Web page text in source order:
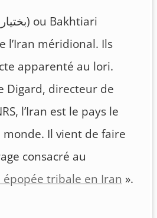
l’Iran méridional. Ils
apparenté au lori.
Digard, directeur de
l’Iran est le pays le
monde. Il vient de faire
consacré au
épopée tribale en Iran ».